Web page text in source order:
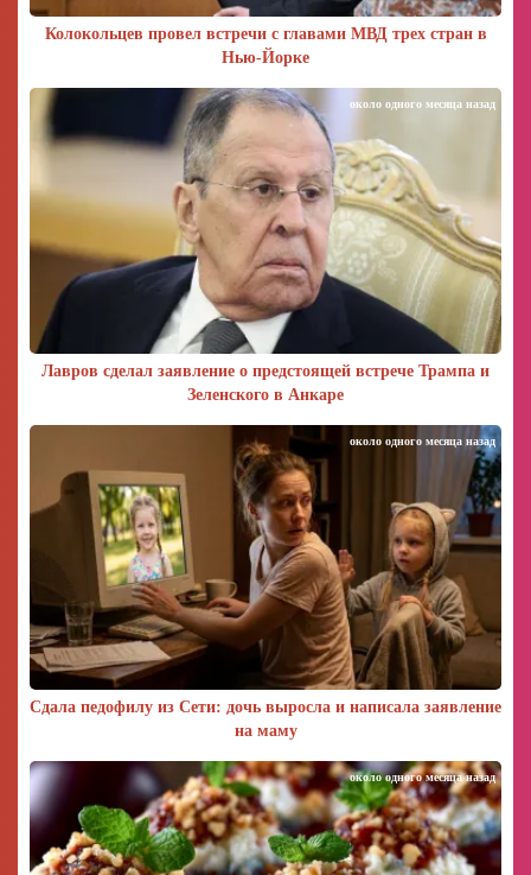
Колокольцев провел встречи с главами МВД трех стран в
Нью-Йорке
Лавров сделал заявление о предстоящей встрече Трампа и
Зеленского в Анкаре
около одного месяца назад
Сдала педофилу из Сети: дочь выросла и написала заявление
на маму
около одного месяца назад
около одного месяца назад